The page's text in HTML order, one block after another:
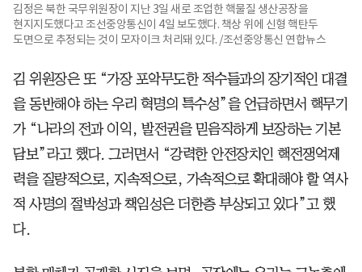
김정은 북한 국무위원장이 지난 3일 새로 조업한 핵물질 생산공장을
현지지도했다고 조선중앙통신이 4일 보도했다. 책상 위에 신형 핵탄두
도면으로 추정되는 것이 모자이크 처리돼 있다. /조선중앙통신 연합뉴스
김 위원장은 또 “가장 포악무도한 적수들과의 장기적인 대결
을 동반해야 하는 우리 혁명의 특수성”을 언급하면서 핵무기
가 “나라의 전과 이익, 발전권을 믿음직하게 보장하는 기본
담보”라고 했다. 그러면서 “강력한 안전장치인 핵전쟁억제
력을 질량적으로, 지속적으로, 가속적으로 확대해야 할 역사
적 사명의 절박성과 책임성은 더한층 부상되고 있다”고 했
다.